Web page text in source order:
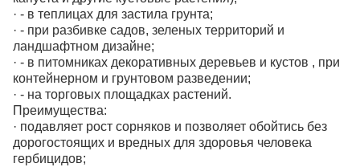
· - в теплицах для застила грунта;
· - при разбивке садов, зеленых территорий и
ландшафтном дизайне;
· - в питомниках декоративных деревьев и кустов , при
контейнерном и грунтовом разведении;
· - на торговых площадках растений.
Преимущества:
· подавляет рост сорняков и позволяет обойтись без
дорогостоящих и вредных для здоровья человека
гербицидов;